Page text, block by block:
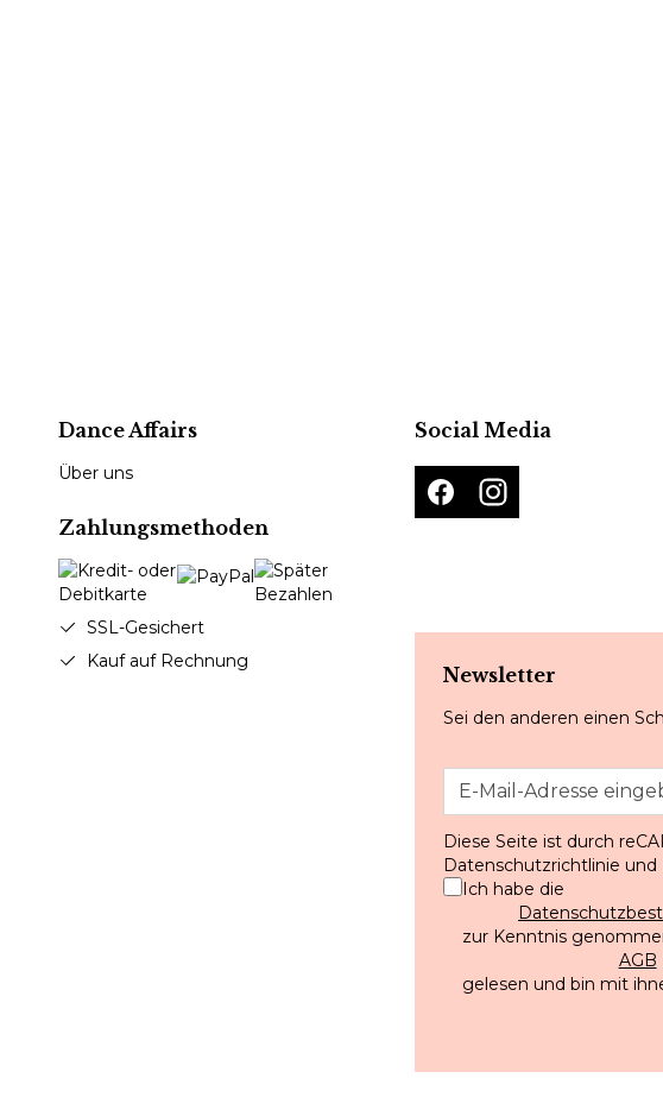
Dance Affairs
Über uns
Zahlungsmethoden
SSL-Gesichert
Kauf auf Rechnung
Social Media
Newsletter
Sei den anderen einen
Diese Seite ist durch
Datenschutzrichtlinie und
Ich habe die
zur Kenntnis
AGB
gelesen und bin mit